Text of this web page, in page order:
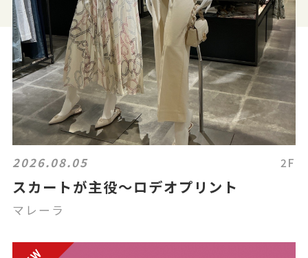
2026.08.05 2F
スカートが主役〜ロデオプリント
マレーラ